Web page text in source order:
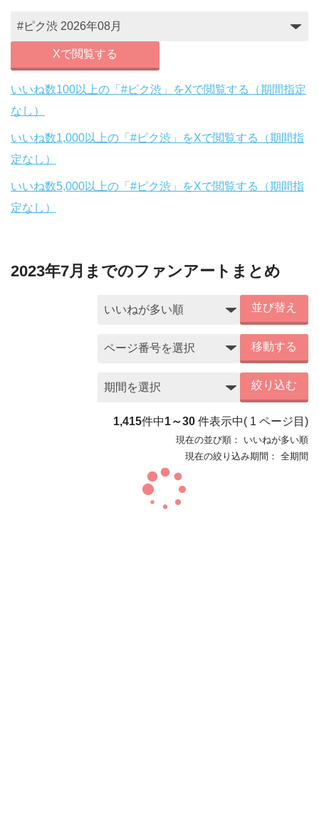
Xで閲覧する
いいね数100以上の「#ピク渋」をXで閲覧する（期間指定
なし）
いいね数1,000以上の「#ピク渋」をXで閲覧する（期間指
定なし）
いいね数5,000以上の「#ピク渋」をXで閲覧する（期間指
定なし）
2023年7月までのファンアートまとめ
並び替え
移動する
絞り込む
1,415件中1～30 件表示中( 1 ページ目)
現在の並び順： いいねが多い順
現在の絞り込み期間： 全期間